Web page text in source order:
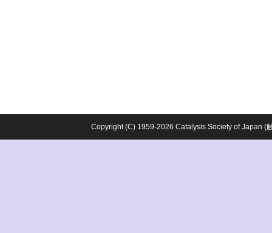
Copyright (C) 1959-2026 Catalysis Society of Japan (